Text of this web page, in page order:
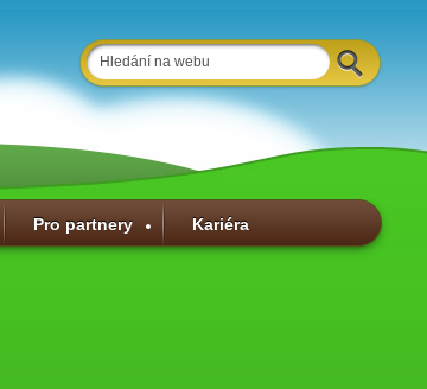
Pro partnery Kariéra